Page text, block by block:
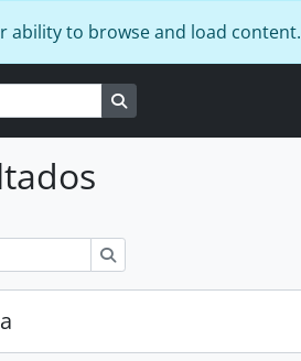
ability to browse and load content.